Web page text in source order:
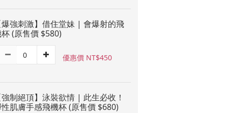
強刺激】借住堂妹 | 會爆射的飛
(原售價 $580)
優惠價 NT$450
制絕頂】泳裝欲情 | 此生必收！
肌膚手感飛機杯 (原售價 $680)